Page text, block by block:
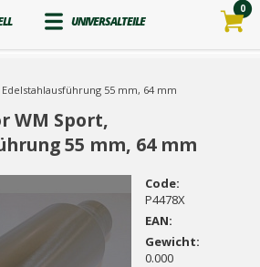
UNIVERSALTEILE
0
55 mm, 64 mm
WM Sport,
55 mm, 64 mm
Code:
P4478X
EAN:
Gewicht:
0.000